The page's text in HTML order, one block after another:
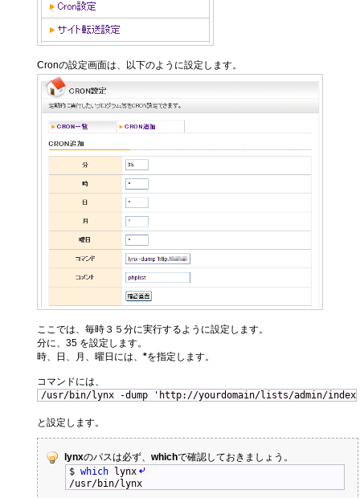
Cronの設定画面は、以下のように設定します。
ここでは、毎時３５分に実行するように設定します。
分に、35 を設定します。
時、日、月、曜日には、 *を指定します。
コマンドには、
/usr/bin/lynx -dump 'http://yourdomain/lists/admin/
と設定します。
lynxのパスは必ず、 whichで確認しておきましょう。
$ which lynx
/usr/bin/lynx